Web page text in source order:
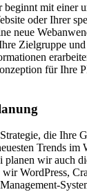
beginnt mit einer
oder Ihrer
neue
Zielgruppe
für Ihre
die Ihre
Trends im
planen wir auch
WordPress,